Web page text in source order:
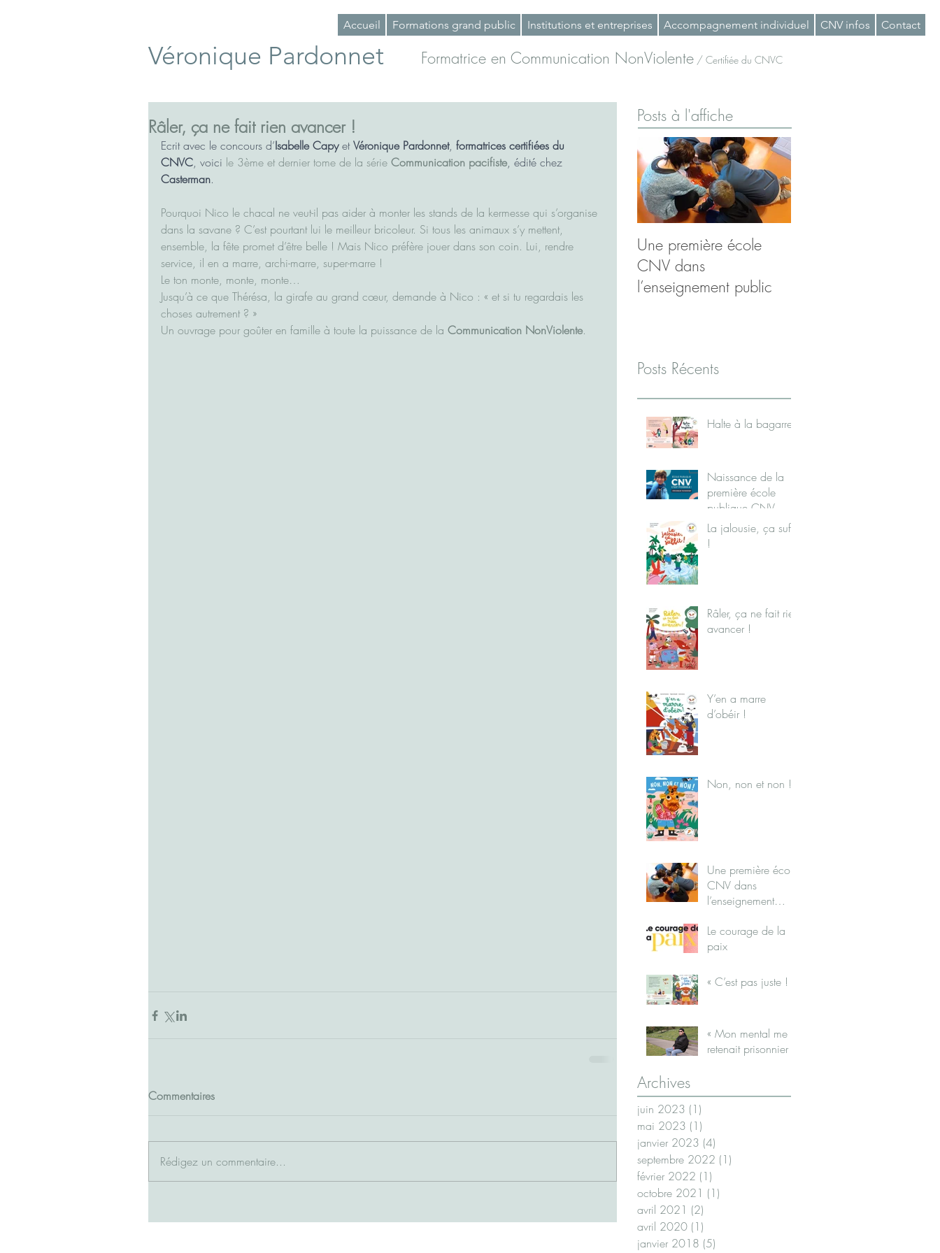
Accueil Formations grand public Institutions et entreprises Accompagnement individuel CNV infos Contact
Véronique Pardonnet Formatrice en Communication NonViolente / Certifiée du CNVC
Râler, ça ne fait rien avancer !
Ecrit avec le concours d’Isabelle Capy et Véronique Pardonnet, formatrices certifiées du
CNVC, voici le 3ème et dernier tome de la série Communication pacifiste, édité chez
Casterman.
Pourquoi Nico le chacal ne veut-il pas aider à monter les stands de la kermesse qui s’organise
dans la savane ? C’est pourtant lui le meilleur bricoleur. Si tous les animaux s’y mettent,
ensemble, la fête promet d’être belle ! Mais Nico préfère jouer dans son coin. Lui, rendre
service, il en a marre, archi-marre, super-marre !
Le ton monte, monte, monte…
Jusqu’à ce que Thérésa, la girafe au grand cœur, demande à Nico : « et si tu regardais les
choses autrement ? »
Un ouvrage pour goûter en famille à toute la puissance de la Communication NonViolente.
Commentaires
Rédigez un commentaire...
Posts à l'affiche
Une première école
CNV dans
l’enseignement public
Posts Récents
Halte à la bagarre !
Naissance de la
première école
publique CNV
(Communication
NonViolente)
La jalousie, ça suffit
!
Râler, ça ne fait rien
avancer !
Y’en a marre
d’obéir !
Non, non et non !
Une première école
CNV dans
l’enseignement
Le courage de la
paix
« C’est pas juste ! »
« Mon mental me
retenait prisonnier »
Archives
juin 2023 (1)
mai 2023 (1)
janvier 2023 (4)
septembre 2022 (1)
février 2022 (1)
octobre 2021 (1)
avril 2021 (2)
avril 2020 (1)
janvier 2018 (5)